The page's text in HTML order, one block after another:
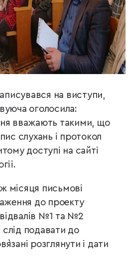
на виступи,
оголосила:
вважають такими, що
слухань і протокол
доступі на сайті
місяця письмові
до проекту
№1 та №2
подавати до
розглянути і дати